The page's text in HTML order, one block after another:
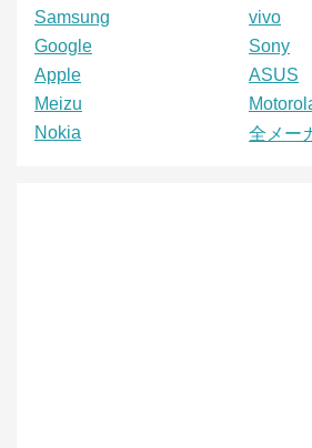
Samsung
vivo
Google
Sony
Apple
ASUS
Meizu
Nokia
全メー